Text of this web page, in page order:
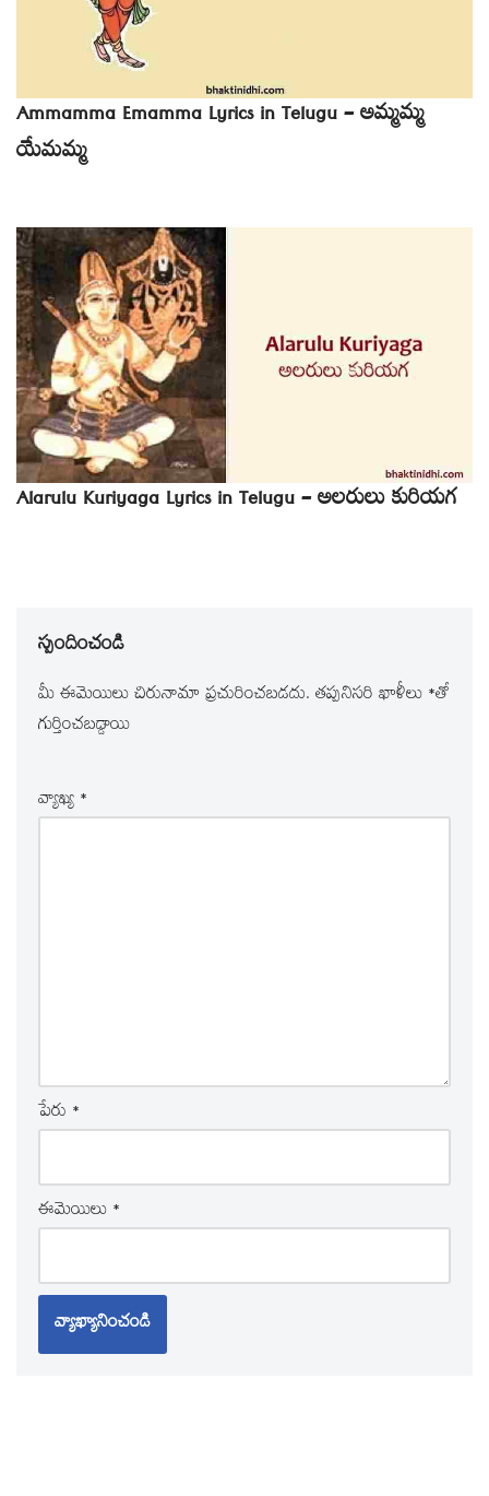
Ammamma Emamma Lyrics in Telugu – అమ్మమ్మ
యేమమ్మ
Alarulu Kuriyaga Lyrics in Telugu – అలరులు కురియగ
స్పందించండి
మీ ఈమెయిలు చిరునామా ప్రచురించబడదు. తప్పనిసరి ఖాళీలు *‌తో
గుర్తించబడ్డాయి
వ్యాఖ్య *
పేరు *
ఈమెయిలు *